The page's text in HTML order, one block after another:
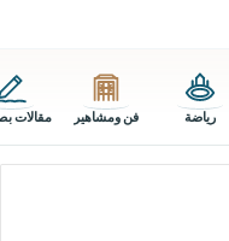
رياضة فن ومشاهير مقالات